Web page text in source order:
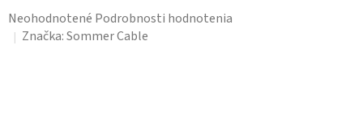
Priemerné
hodnotenie
Neohodnotené Podrobnosti hodnotenia
Značka:Sommer Cable